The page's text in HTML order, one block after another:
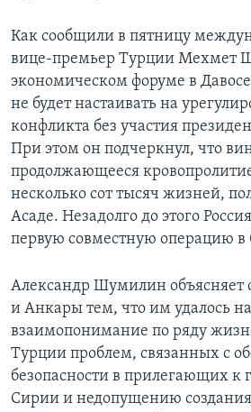
Как сообщили в пятницу
вице-премьер Турции Мехмет
экономическом форуме в
не будет настаивать на
конфликта без участия
При этом он подчеркнул, что
продолжающееся
несколько сот тысяч жизней,
Асаде. Незадолго до этого
первую совместную операцию
Александр Шумилин
и Анкары тем, что им удалось
взаимопонимание по ряду
Турции проблем, связанных с
безопасности в прилегающих к
Сирии и недопущению